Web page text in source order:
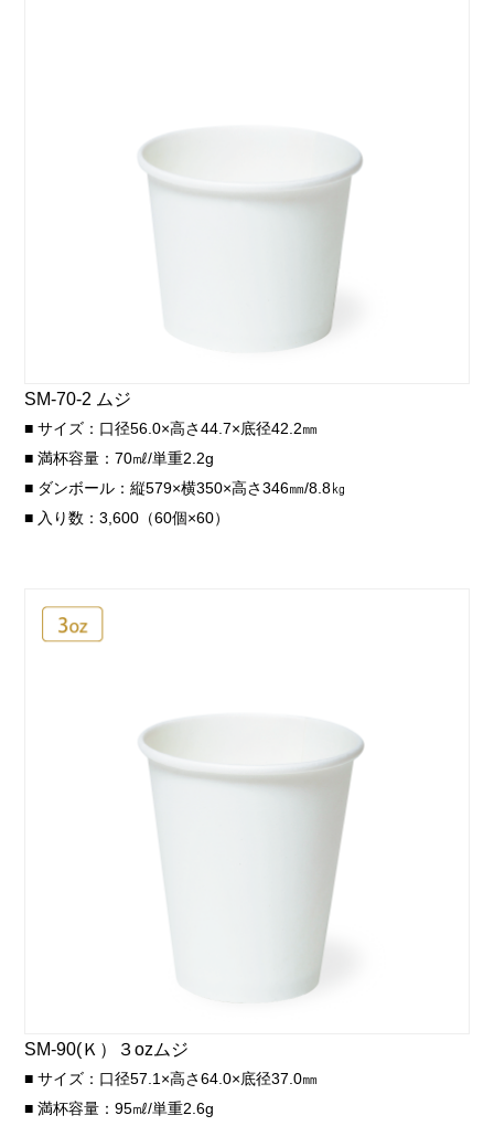
SM-70-2 ムジ
■ サイズ：口径56.0×高さ44.7×底径42.2㎜
■ 満杯容量：70㎖/単重2.2g
■ ダンボール：縦579×横350×高さ346㎜/8.8㎏
■ 入り数：3,600（60個×60）
SM-90(Ｋ）３ozムジ
■ サイズ：口径57.1×高さ64.0×底径37.0㎜
■ 満杯容量：95㎖/単重2.6g